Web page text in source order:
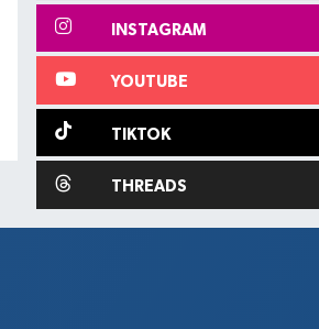
INSTAGRAM
YOUTUBE
TIKTOK
THREADS